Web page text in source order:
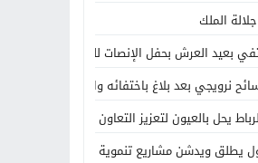
الملك
بعيد العرش بحفل الإنصات للخطاب الملكي
نرويجي بعد بلاغ باختفائه وانقطاع الاتصال
يحل بالعيون لتعزيز التعاون الاقتصادي
ويدشن مشاريع تنموية جديدة تخليداً للذكرى الـ27 لعيد العرش